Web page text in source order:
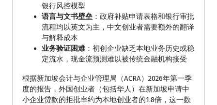
银行风控模型
语言与文书壁垒 ：政府补贴申请表格和银行审批
流程均以英文为主，中文创业者需要额外的翻译
与解释成本
业务验证困难：初创企业缺乏本地业务历史或稳
定流水，现金流预测难以被传统金融机构接受
根据新加坡会计与企业管理局（ACRA）2026年第一季
度的报告，外国创业者（包括华人）在新加坡申请中
小企业贷款的拒批率约为本地创业者的1.8倍，这一数